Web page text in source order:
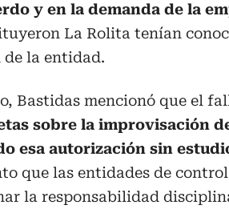
y en la demanda de la
La Rolita tenían
de la entidad.
Bastidas mencionó que el
sobre la improvisación
esa autorización sin
que las entidades de
la responsabilidad